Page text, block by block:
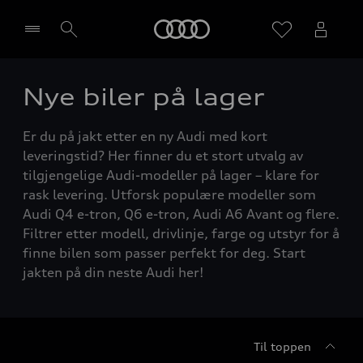
Velg forhandler
Nye biler på lager
Er du på jakt etter en ny Audi med kort
leveringstid? Her finner du et stort utvalg av
tilgjengelige Audi-modeller på lager – klare for
rask levering. Utforsk populære modeller som
Audi Q4 e-tron, Q6 e-tron, Audi A6 Avant og flere.
Filtrer etter modell, drivlinje, farge og utstyr for å
finne bilen som passer perfekt for deg. Start
jakten på din neste Audi her!
Til toppen